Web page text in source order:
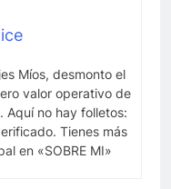
Míos, desmonto el
valor operativo de
Aquí no hay folletos:
Tienes más
en «SOBRE MI»